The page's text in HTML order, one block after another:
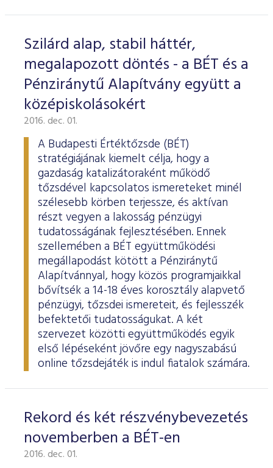
Szilárd alap, stabil háttér,
megalapozott döntés - a BÉT és a
Pénziránytű Alapítvány együtt a
középiskolásokért
2016. dec. 01.
A Budapesti Értéktőzsde (BÉT)
stratégiájának kiemelt célja, hogy a
gazdaság katalizátoraként működő
tőzsdével kapcsolatos ismereteket minél
szélesebb körben terjessze, és aktívan
részt vegyen a lakosság pénzügyi
tudatosságának fejlesztésében. Ennek
szellemében a BÉT együttműködési
megállapodást kötött a Pénziránytű
Alapítvánnyal, hogy közös programjaikkal
bővítsék a 14-18 éves korosztály alapvető
pénzügyi, tőzsdei ismereteit, és fejlesszék
befektetői tudatosságukat. A két
szervezet közötti együttműködés egyik
első lépéseként jövőre egy nagyszabású
online tőzsdejáték is indul fiatalok számára.
Rekord és két részvénybevezetés
novemberben a BÉT-en
2016. dec. 01.